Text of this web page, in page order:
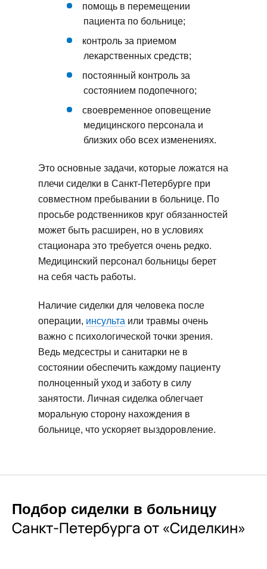
помощь в перемещении
пациента по больнице;
контроль за приемом
лекарственных средств;
постоянный контроль за
состоянием подопечного;
своевременное оповещение
медицинского персонала и
близких обо всех изменениях.
Это основные задачи, которые ложатся на
плечи сиделки в Санкт-Петербурге при
совместном пребывании в больнице. По
просьбе родственников круг обязанностей
может быть расширен, но в условиях
стационара это требуется очень редко.
Медицинский персонал больницы берет
на себя часть работы.
Наличие сиделки для человека после
операции, инсульта или травмы очень
важно с психологической точки зрения.
Ведь медсестры и санитарки не в
состоянии обеспечить каждому пациенту
полноценный уход и заботу в силу
занятости. Личная сиделка облегчает
моральную сторону нахождения в
больнице, что ускоряет выздоровление.
Подбор сиделки в больницу
Санкт-Петербурга от «Сиделкин»